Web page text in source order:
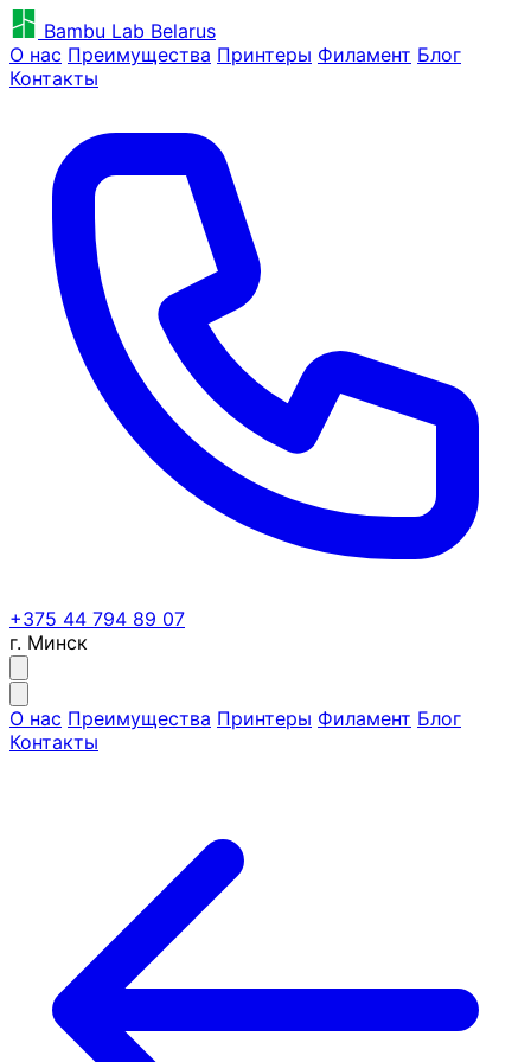
Bambu Lab Belarus
О нас Преимущества Принтеры Филамент Блог
Контакты
+375 44 794 89 07
г. Минск
О нас Преимущества Принтеры Филамент Блог
Контакты